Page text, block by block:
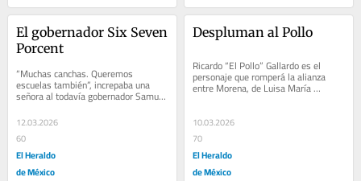
El gobernador Six Seven
Porcent
“Muchas canchas. Queremos
escuelas también”, increpaba una
señora al todavía gobernador Samuel
García, quien lejos de escuchar y
atender...
12.03.2026
60
El Heraldo
de México
Despluman al Pollo
Ricardo “El Pollo” Gallardo es el
personaje que romperá la alianza
entre Morena, de Luisa María
Alcalde, y el Verde Ecologista, que...
10.03.2026
70
El Heraldo
de México